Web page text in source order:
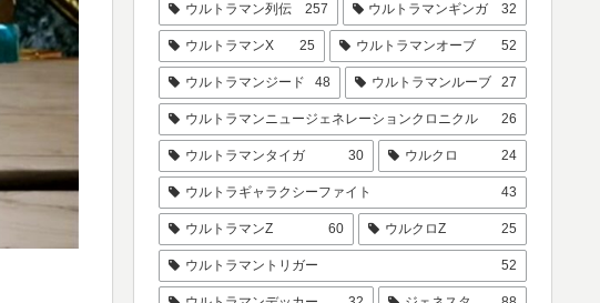
ウルトラマン列伝 257 ウルトラマンギンガ 32
ウルトラマンX 25 ウルトラマンオーブ 52
ウルトラマンジード 48 ウルトラマンルーブ 27
ウルトラマンニュージェネレーションクロニクル 26
ウルトラマンタイガ 30 ウルクロ 24
ウルトラギャラクシーファイト 43
ウルトラマンZ 60 ウルクロZ 25
ウルトラマントリガー 52